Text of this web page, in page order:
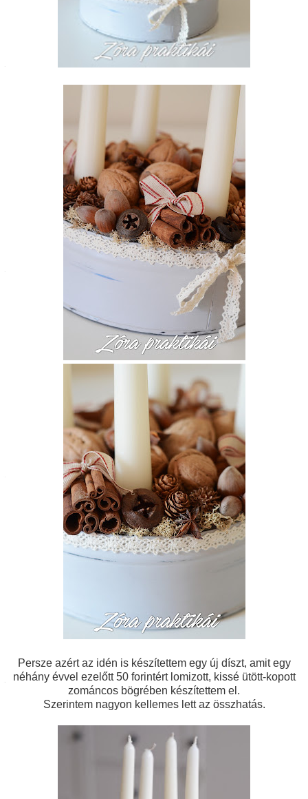
Persze azért az idén is készítettem egy új díszt, amit egy
néhány évvel ezelőtt 50 forintért lomizott, kissé ütött-kopott
zománcos bögrében készítettem el.
Szerintem nagyon kellemes lett az összhatás.